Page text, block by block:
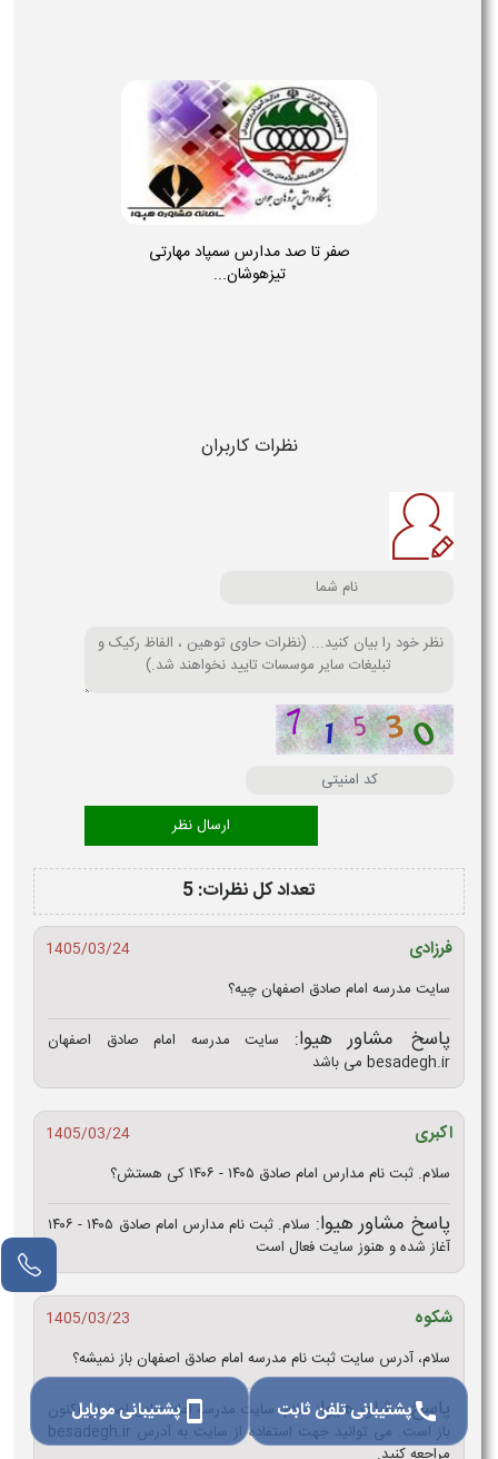
صفر تا صد مدارس سمپاد مهارتی
تیزهوشان...
نظرات کاربران
تعداد کل نظرات: 5
فرزادی
1405/03/24
سایت مدرسه امام صادق اصفهان چیه؟
پاسخ مشاور هیوا: سایت مدرسه امام صادق اصفهان
besadegh.ir می باشد
اکبری
1405/03/24
سلام. ثبت نام مدارس امام صادق ۱۴۰۵ - ۱۴۰۶ کی هستش؟
پاسخ مشاور هیوا:
سلام. ثبت نام مدارس امام صادق ۱۴۰۵ - ۱۴۰۶
آغاز شده و هنوز سایت فعال است
شکوه
1405/03/23
سلام، آدرس سایت ثبت نام مدرسه امام صادق اصفهان باز نمیشه؟
پاسخ مشاور هیوا: سلام، سایت مدرسه امام صادق اصفهان اکنون
باز است. می توانید جهت استفاده از سایت به آدرس besadegh.ir
callپشتیبانی تلفن ثابت smartphoneپشتیبانی موبایل